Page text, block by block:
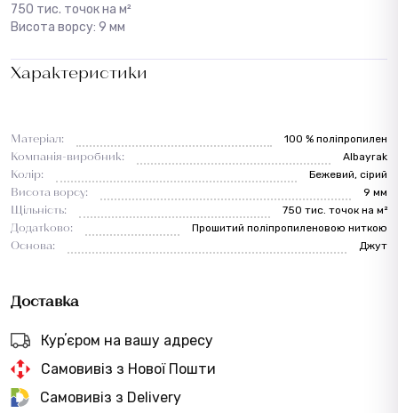
750 тис. точок на м²
Висота ворсу: 9 мм
Характеристики
Матеріал:
100 % поліпропилен
Компанія-виробник:
Albayrak
Колір:
Бежевий, сірий
Висота ворсу:
9 мм
Щільність:
750 тис. точок на м²
Додатково:
Прошитий поліпропиленовою ниткою
Основа:
Джут
Доставка
Курʼєром на вашу адресу
Самовивіз з Нової Пошти
Самовивіз з Delivery